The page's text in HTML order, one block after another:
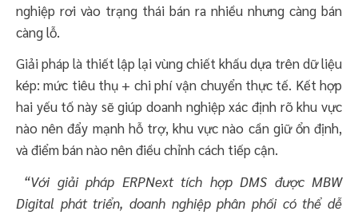
nghiệp rơi vào trạng thái bán ra nhiều nhưng càng bán
càng lỗ.
Giải pháp là thiết lập lại vùng chiết khấu dựa trên dữ liệu
kép: mức tiêu thụ + chi phí vận chuyển thực tế. Kết hợp
hai yếu tố này sẽ giúp doanh nghiệp xác định rõ khu vực
nào nên đẩy mạnh hỗ trợ, khu vực nào cần giữ ổn định,
và điểm bán nào nên điều chỉnh cách tiếp cận.
“Với giải pháp ERPNext tích hợp DMS được MBW
Digital phát triển, doanh nghiệp phân phối có thể dễ